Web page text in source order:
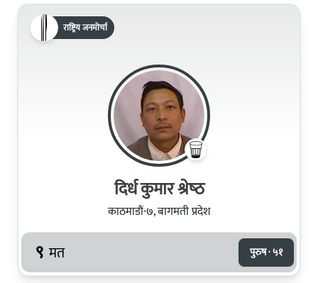
राष्ट्रिय जनमोर्चा
दिर्ध कुमार श्रेष्‍ठ
काठमाडौं-७, बागमती प्रदेश
९ मत पुरुष · ५१